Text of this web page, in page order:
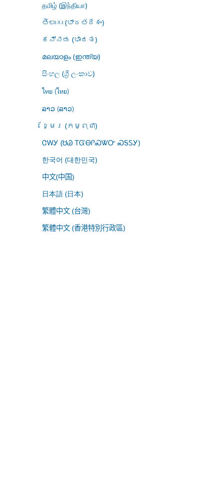
தமிழ் (இந்தியா)
తెలుగు (భారతదేశం)
ಕನ್ನಡ (ಭಾರತ)
മലയാളം (ഇന്ത്യ)
සිංහල (ශ්‍රී ලංකාව)
ไทย (ไทย)
ລາວ (ລາວ)
ខ្មែរ (កម្ពុជា)
ᏣᎳᎩ (ᏌᏊ ᎢᏳᎾᎵᏍᏔᏅ ᏍᎦᏚᎩ)
한국어 (대한민국)
中文(中国)
日本語 (日本)
繁體中文 (台灣)
繁體中文 (香港特別行政區)